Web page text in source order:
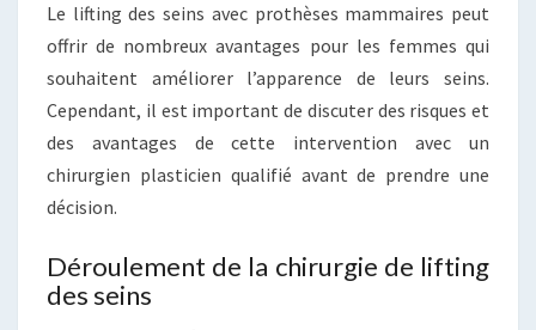
Le lifting des seins avec prothèses mammaires peut
offrir de nombreux avantages pour les femmes qui
souhaitent améliorer l’apparence de leurs seins.
Cependant, il est important de discuter des risques et
des avantages de cette intervention avec un
chirurgien plasticien qualifié avant de prendre une
décision.
Déroulement de la chirurgie de lifting
des seins